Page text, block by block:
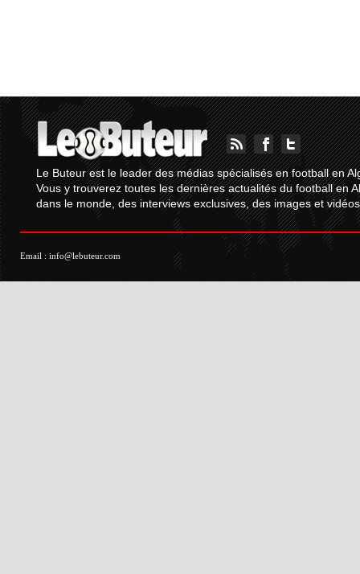
Le Buteur est le leader des médias spécialisés en football en
Vous y trouverez toutes les dernières actualités du football en
dans le monde, des interviews exclusives, des images et
Email : info@lebuteur.com